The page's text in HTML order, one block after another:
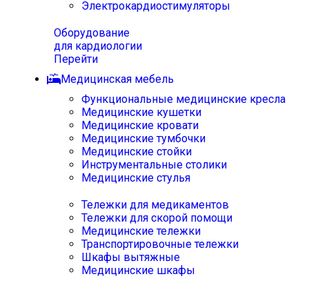
Электрокардиостимуляторы
Оборудование
для кардиологии
Перейти
Медицинская мебель
Функциональные медицинские кресла
Медицинские кушетки
Медицинские кровати
Медицинские тумбочки
Медицинские стойки
Инструментальные столики
Медицинские стулья
Тележки для медикаментов
Тележки для скорой помощи
Медицинские тележки
Транспортировочные тележки
Шкафы вытяжные
Медицинские шкафы